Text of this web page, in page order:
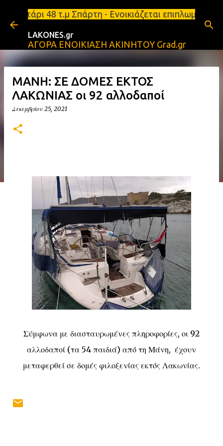
Μετάβαση στο κύριο περιεχόμενο
Σπάρτη - Ενοικιάζεται επιπλωμένο
LAKONES.gr
ΑΓΟΡΑ ΕΝΟΙΚΙΑΣΗ ΑΚΙΝΗΤΟΥ Grad.gr
ΜΑΝΗ: ΣΕ ΔΟΜΕΣ ΕΚΤΟΣ
ΛΑΚΩΝΙΑΣ οι 92 αλλοδαποί
Δεκεμβρίου 25, 2021
Σύμφωνα με διασταυρωμένες πληροφορίες, οι 92
αλλοδαποί (τα 54 παιδιά) από τη Μάνη, έχουν
μεταφερθεί σε δομές φιλοξενίας εκτός Λακωνίας.